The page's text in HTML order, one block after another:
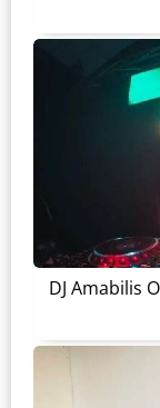
DJ Amabilis